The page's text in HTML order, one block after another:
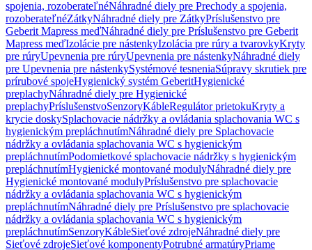
spojenia, rozoberateľnéNáhradné diely pre Prechody a spojenia,
rozoberateľnéZátkyNáhradné diely pre ZátkyPríslušenstvo pre
Geberit Mapress meďNáhradné diely pre Príslušenstvo pre Geberit
Mapress meďIzolácie pre nástenkyIzolácia pre rúry a tvarovkyKryty
pre rúryUpevnenia pre rúryUpevnenia pre nástenkyNáhradné diely
pre Upevnenia pre nástenkySystémové tesneniaSúpravy skrutiek pre
prírubové spojeHygienický systém GeberitHygienické
preplachyNáhradné diely pre Hygienické
preplachyPríslušenstvoSenzoryKábleRegulátor prietokuKryty a
krycie doskySplachovacie nádržky a ovládania splachovania WC s
hygienickým prepláchnutímNáhradné diely pre Splachovacie
nádržky a ovládania splachovania WC s hygienickým
prepláchnutímPodomietkové splachovacie nádržky s hygienickým
prepláchnutímHygienické montované modulyNáhradné diely pre
Hygienické montované modulyPríslušenstvo pre splachovacie
nádržky a ovládania splachovania WC s hygienickým
prepláchnutímNáhradné diely pre Príslušenstvo pre splachovacie
nádržky a ovládania splachovania WC s hygienickým
prepláchnutímSenzoryKábleSieťové zdrojeNáhradné diely pre
Sieťové zdrojeSieťové komponentyPotrubné armatúryPriame